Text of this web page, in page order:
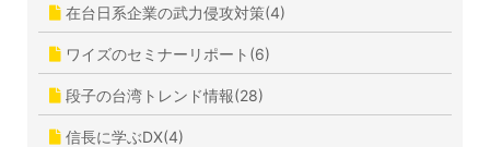
在台日系企業の武力侵攻対策(4)
ワイズのセミナーリポート(6)
段子の台湾トレンド情報(28)
信長に学ぶDX(4)